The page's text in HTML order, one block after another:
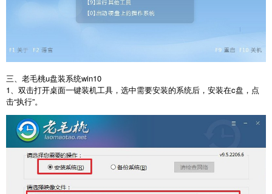
三、老毛桃u盘装系统win10
1、双击打开桌面一键装机工具，选中需要安装的系统后，安装在c盘，点
击“执行”。